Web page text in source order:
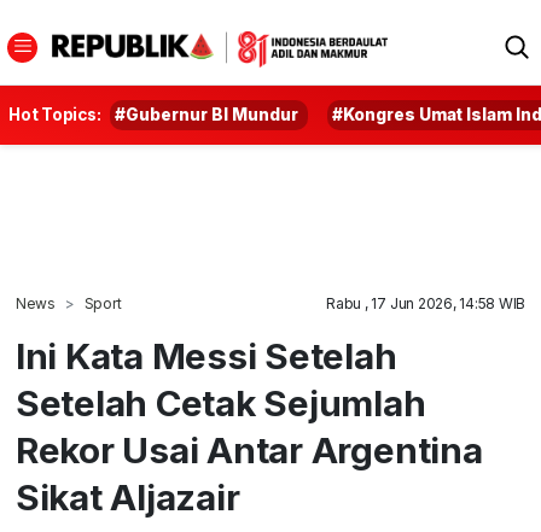
Hot Topics: #Gubernur BI Mundur #Kongres Umat Islam
News Sport Rabu , 17 Jun 2026, 14:58 WIB
Ini Kata Messi Setelah
Setelah Cetak Sejumlah
Rekor Usai Antar Argentina
Sikat Aljazair